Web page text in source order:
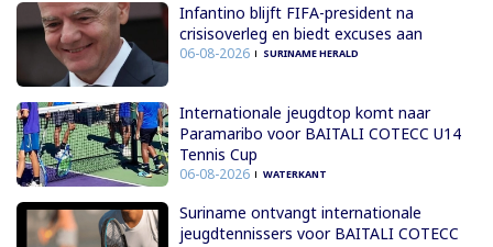
Infantino blijft FIFA-president na
crisisoverleg en biedt excuses aan
06-08-2026 SURINAME HERALD
Internationale jeugdtop komt naar
Paramaribo voor BAITALI COTECC U14
Tennis Cup
06-08-2026 WATERKANT
Suriname ontvangt internationale
jeugdtennissers voor BAITALI COTECC